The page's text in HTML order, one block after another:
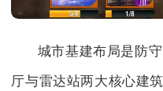
城市基建布局是防
厅与雷达站两大核心建